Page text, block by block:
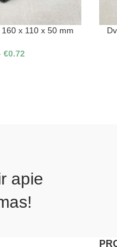
x 110 x 50 mm
€0.72
apie